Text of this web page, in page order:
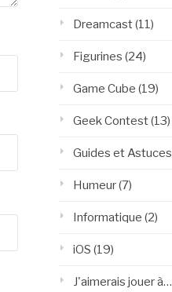
Dreamcast(11)
Figurines (24)
Game Cube (19)
Geek Contest(13)
Guides et Astuces
Humeur(7)
Informatique (2)
iOS (19)
J'aimerais jouer à…